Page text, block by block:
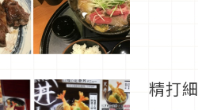
精打